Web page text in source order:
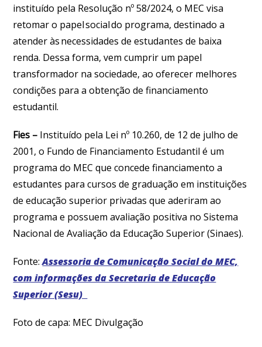
instituído pela Resolução nº 58/2024, o MEC visa
retomar o papel social do programa, destinado a
atender às necessidades de estudantes de baixa
renda. Dessa forma, vem cumprir um papel
transformador na sociedade, ao oferecer melhores
condições para a obtenção de financiamento
estudantil.
Fies – Instituído pela Lei nº 10.260, de 12 de julho de
2001, o Fundo de Financiamento Estudantil é um
programa do MEC que concede financiamento a
estudantes para cursos de graduação em instituições
de educação superior privadas que aderiram ao
programa e possuem avaliação positiva no Sistema
Nacional de Avaliação da Educação Superior (Sinaes).
Fonte:Assessoria de Comunicação Social do MEC,
com informações da Secretaria de Educação
Superior (Sesu)
Foto de capa: MEC Divulgação